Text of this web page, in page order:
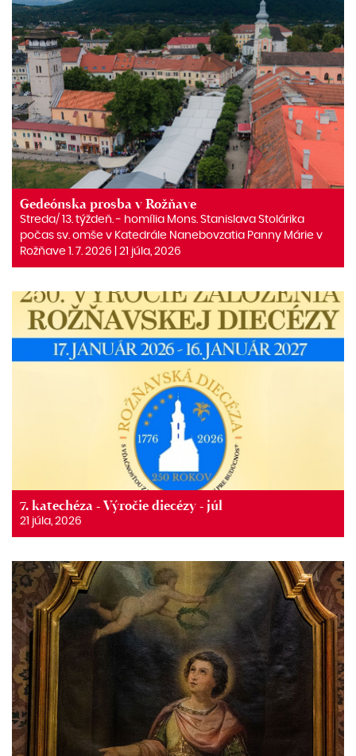
Gedeónska prosba v Rožňave
Streda/ 13. týždeň. ‒ homília Mons. Stanislava Stolárika
počas sv. omše v Katedrále Nanebovzatia Panny Márie v
Rožňave 1. 7. 2026 | 21 júla, 2026
7. katechéza - Výročie diecézy - júl
21 júla, 2026